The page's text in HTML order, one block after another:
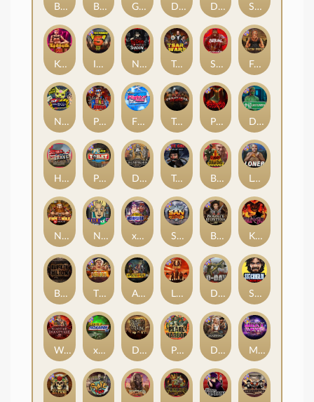
Nexus Blood & Shadow
Kill Em All
Blood Diamond
Dead, Dead, or Deader
Nexus Fire In The Hole xBomb
Dead Men Walking
Tsar Wars
Brute Force
Home of the Brave
Tombstone Slaughter
San Quentin 2: Death Row
Stockholm Syndrome
Apocalypse Super xNudge
Punk Rocker 2
Deadwood R.I.P
Beheaded
Bangkok Hilton
Nexus Outsourced
Gator Hunters
Loner
Kenneth Must Die Folsom Prison
Das xBoot
xWays Hoarder 2
Nine To Five Bounty Hunters xNudge®
Warrior Graveyard xNudge
Flight Mode
Little Bighorn
San Quentin xWays
Serial
Punk Toilet
Possessed
Deadwood xNudge
Disturbed
Milky Ways
Pearl Harbor
Infectious 5 xWays
True Grit Redemption
xWays Hoarder xSplit
D Day
The Border